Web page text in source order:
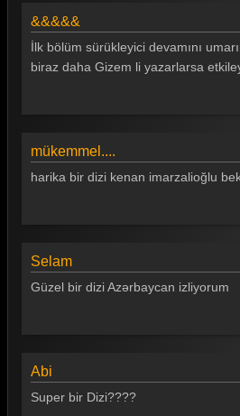
&&&&&
İlk bölüm sürükleyici devamını
biraz daha Gizem li yazarlarsa
mükemmel....
harika bir dizi kenan imarzalioğlu
Selam
Güzel bir dizi Azərbaycan izliyorum
Abi
Super bir Dizi????